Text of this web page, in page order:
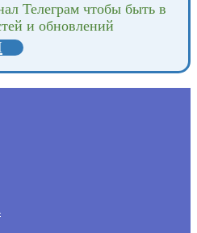
Телеграм чтобы быть в
и обновлений